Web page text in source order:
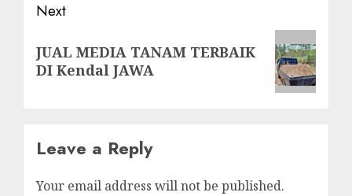
Next
post:
JUAL MEDIA TANAM TERBAIK
DI Kendal JAWA
Leave a Reply
Your email address will not be published.